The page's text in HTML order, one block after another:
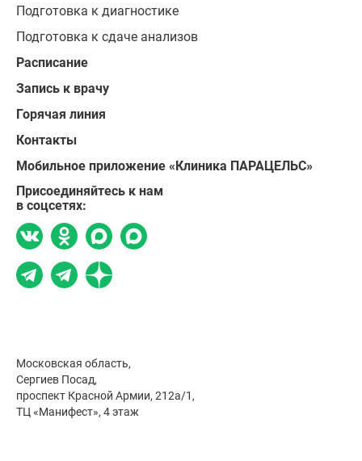
Подготовка к диагностике
Подготовка к сдаче анализов
Расписание
Запись к врачу
Горячая линия
Контакты
Мобильное приложение «Клиника ПАРАЦЕЛЬС»
Присоединяйтесь к нам
в соцсетях:
Московская область,
Сергиев Посад,
проспект Красной Армии, 212а/1,
ТЦ «Манифест», 4 этаж